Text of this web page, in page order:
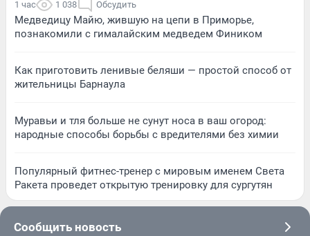
1 час 1 038 Обсудить
Медведицу Майю, жившую на цепи в Приморье,
познакомили с гималайским медведем Фиником
Как приготовить ленивые беляши — простой способ от
жительницы Барнаула
Муравьи и тля больше не сунут носа в ваш огород:
народные способы борьбы с вредителями без химии
Популярный фитнес-тренер с мировым именем Света
Ракета проведет открытую тренировку для сургутян
Сообщить новость